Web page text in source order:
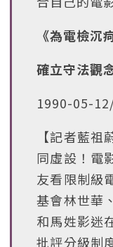
《為電檢沉
確立守法觀
1990-05-
【記者藍
同虛設！電
友看限制級
基會林世華
和馬姓影迷
批評分級制